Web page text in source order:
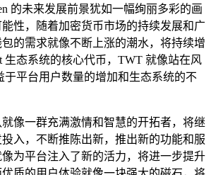
的未来发展前景犹如一幅绚丽多彩的画
性，随着加密货币市场的持续发展和广
的需求就像不断上涨的潮水，将持续增
生态系统的核心代币，TWT 就像站在风
于平台用户数量的增加和生态系统的不
就像一群充满激情和智慧的开拓者，将继
入，不断推陈出新，推出新的功能和服
为平台注入了新的活力，将进一步提升